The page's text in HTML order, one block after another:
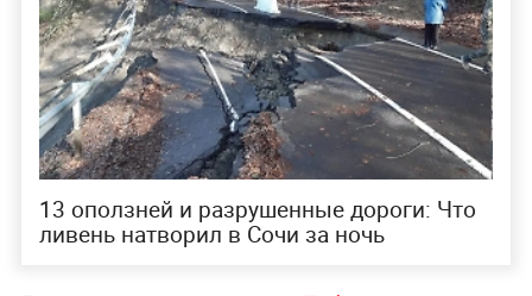
13 оползней и разрушенные дороги: Что
ливень натворил в Сочи за ночь